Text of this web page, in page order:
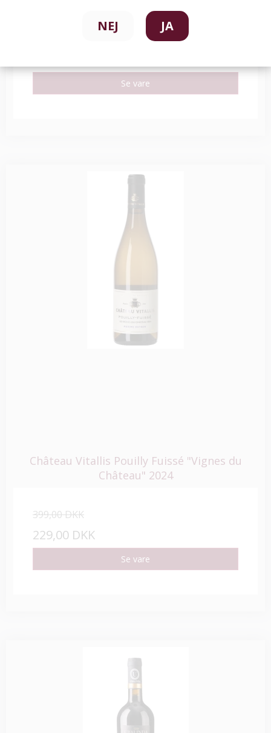
Se vare
Château Vitallis Pouilly Fuissé "Vignes du
Château" 2024
399,00 DKK
229,00 DKK
Se vare
NEJ JA